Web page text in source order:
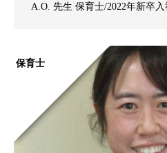
A.O. 先生 保育士/2022年新卒入
保育士